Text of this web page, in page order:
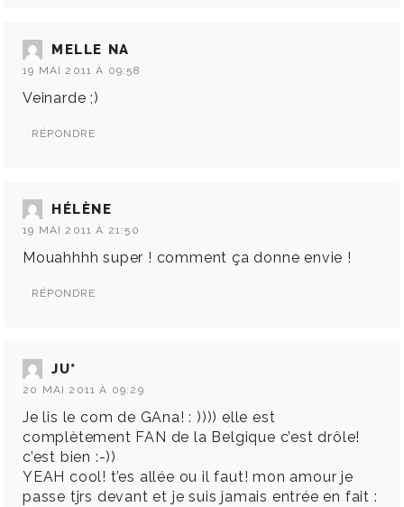
MELLE NA
19 MAI 2011 À 09:58
Veinarde ;)
RÉPONDRE
HÉLÈNE
19 MAI 2011 À 21:50
Mouahhhh super ! comment ça donne envie !
RÉPONDRE
JU*
20 MAI 2011 À 09:29
Je lis le com de GAna! : )))) elle est
complètement FAN de la Belgique c’est drôle!
c’est bien :-))
YEAH cool! t’es allée ou il faut! mon amour je
passe tjrs devant et je suis jamais entrée en fait :